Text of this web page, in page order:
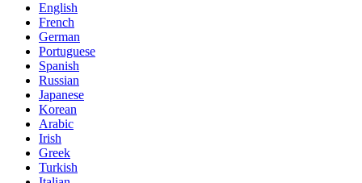
English
French
German
Portuguese
Spanish
Russian
Japanese
Korean
Arabic
Irish
Greek
Turkish